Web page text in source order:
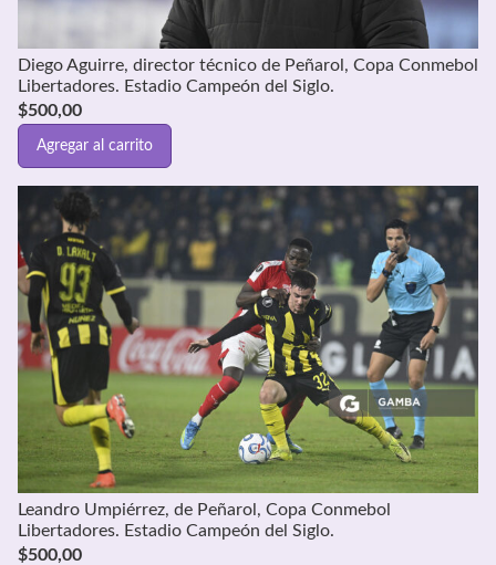
Diego Aguirre, director técnico de Peñarol, Copa Conmebol
Libertadores. Estadio Campeón del Siglo.
$500,00
Agregar al carrito
Leandro Umpiérrez, de Peñarol, Copa Conmebol
Libertadores. Estadio Campeón del Siglo.
$500,00